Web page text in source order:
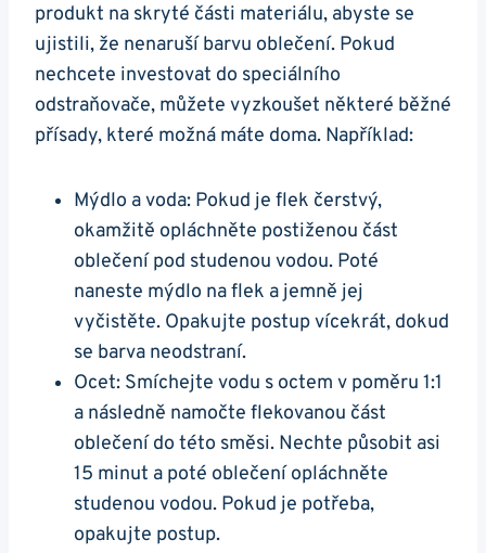
produkt na skryté části materiálu, abyste se
ujistili, že nenaruší barvu oblečení. Pokud
nechcete investovat do speciálního
odstraňovače, můžete vyzkoušet některé běžné
přísady, které možná máte doma. Například:
Mýdlo a voda: Pokud je flek čerstvý,
okamžitě opláchněte postiženou část
oblečení pod studenou vodou. Poté
naneste mýdlo na flek a jemně jej
vyčistěte. Opakujte postup vícekrát, dokud
se barva neodstraní.
Ocet: Smíchejte vodu s octem v poměru 1:1
a následně namočte flekovanou část
oblečení do této směsi. Nechte působit asi
15 minut a poté oblečení opláchněte
studenou vodou. Pokud je potřeba,
opakujte postup.